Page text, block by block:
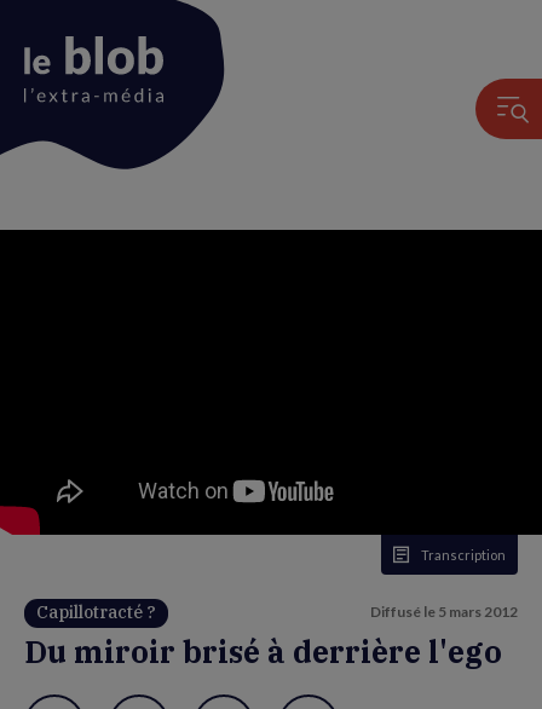
Transcription
Capillotracté ? Diffusé le 5 mars 2012
Du miroir brisé à derrière l'ego